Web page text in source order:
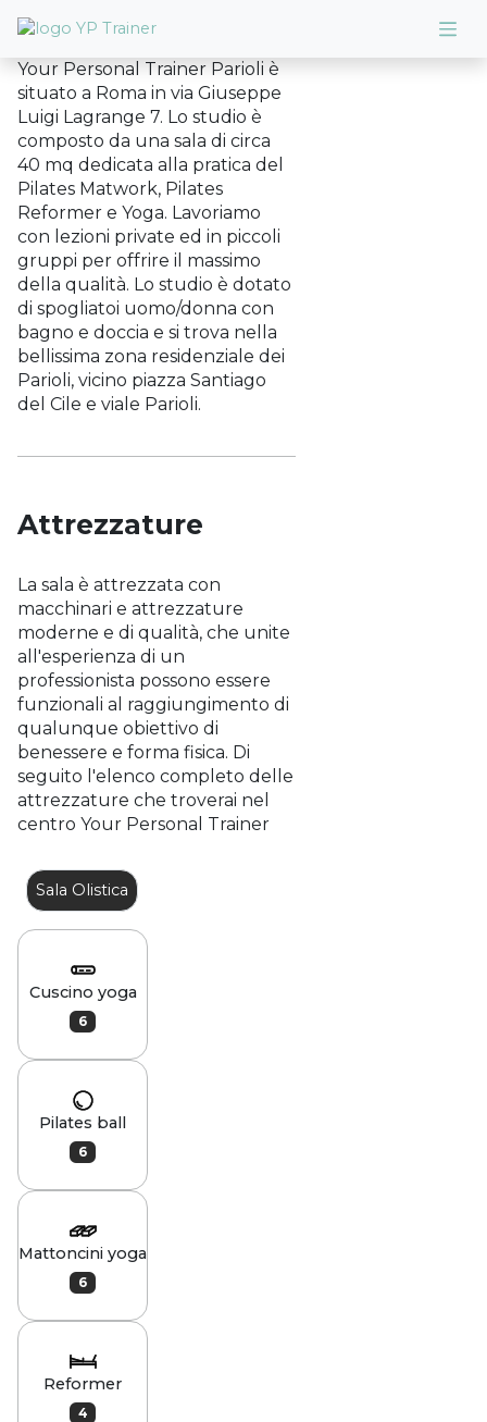
Your Personal Trainer Parioli è
situato a Roma in via Giuseppe
Luigi Lagrange 7. Lo studio è
composto da una sala di circa
40 mq dedicata alla pratica del
Pilates Matwork, Pilates
Reformer e Yoga. Lavoriamo
con lezioni private ed in piccoli
gruppi per offrire il massimo
della qualità. Lo studio è dotato
di spogliatoi uomo/donna con
bagno e doccia e si trova nella
bellissima zona residenziale dei
Parioli, vicino piazza Santiago
del Cile e viale Parioli.
Attrezzature
La sala è attrezzata con
macchinari e attrezzature
moderne e di qualità, che unite
all'esperienza di un
professionista possono essere
funzionali al raggiungimento di
qualunque obiettivo di
benessere e forma fisica. Di
seguito l'elenco completo delle
attrezzature che troverai nel
centro Your Personal Trainer
Sala Olistica
Cuscino yoga
6
Pilates ball
6
Mattoncini yoga
6
Reformer
4